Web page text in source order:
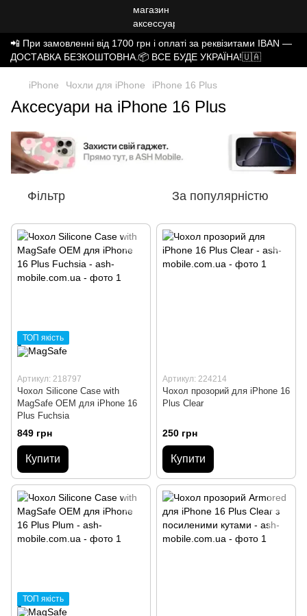
📲 При замовленні від 1700 грн і оплаті за реквізитами IBAN —
ДОСТАВКА БЕЗКОШТОВНА.📦 ВСЕ БУДЕ УКРАЇНА!🇺🇦
iPhone Чохли для iPhone iPhone 16 Plus
Аксесуари на iPhone 16 Plus
Фільтр За популярністю
ТОП якість
Артикул: 218797
Чохол Silicone Case with
MagSafe OEM для iPhone 16
Plus Fuchsia
849 грн
Купити
Артикул: 224214
Чохол прозорий для iPhone 16
Plus Clear
250 грн
Купити
ТОП якість